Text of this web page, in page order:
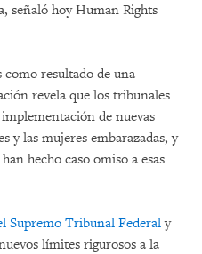
señaló hoy Human Rights
como resultado de una
revela que los tribunales
de nuevas
y las mujeres embarazadas, y
hecho caso omiso a esas
Supremo Tribunal Federaly
límites rigurosos a la